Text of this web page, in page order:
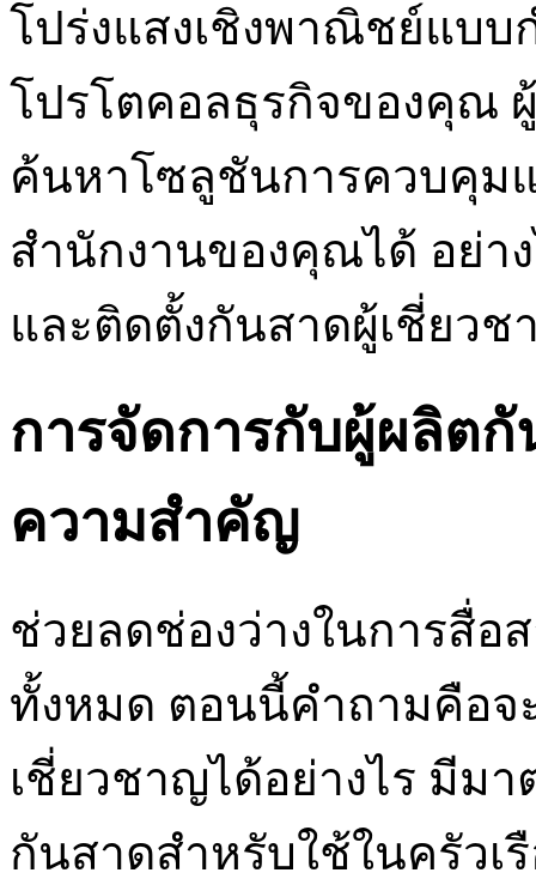
โปร่งแสงเชิงพาณิชย์แบบ
โปรโตคอลธุรกิจของคุณ
ค้นหาโซลูชันการควบคุม
สำนักงานของคุณได้ อย่า
และติดตั้งกันสาดผู้เชี่ยว
การจัดการกับผู้ผลิต
ความสำคัญ
ช่วยลดช่องว่างในการสื่อ
ทั้งหมด ตอนนี้คำถามคือ
เชี่ยวชาญได้อย่างไร มีม
กันสาดสำหรับใช้ในครัวเ